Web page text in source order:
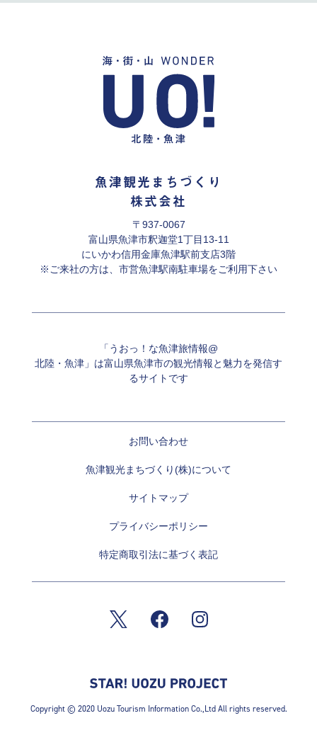
魚津観光まちづくり
株式会社
〒937-0067
富山県魚津市釈迦堂1丁目13-11
にいかわ信用金庫魚津駅前支店3階
※ご来社の方は、市営魚津駅南駐車場をご利用下さい
「うおっ！な魚津旅情報@
北陸・魚津」は富山県魚津市の観光情報と魅力を発信す
るサイトです
お問い合わせ
魚津観光まちづくり(株)について
サイトマップ
プライバシーポリシー
特定商取引法に基づく表記
Copyright © 2020 Uozu Tourism Information Co.,Ltd All rights reserved.